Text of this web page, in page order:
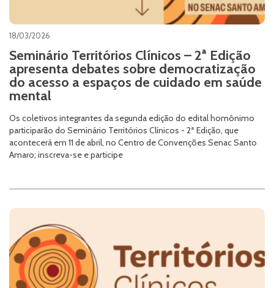
18/03/2026
Seminário Territórios Clínicos – 2ª Edição
apresenta debates sobre democratização
do acesso a espaços de cuidado em saúde
mental
Os coletivos integrantes da segunda edição do edital homônimo
participarão do Seminário Territórios Clínicos - 2ª Edição, que
acontecerá em 11 de abril, no Centro de Convenções Senac Santo
Amaro​; inscreva-se e participe